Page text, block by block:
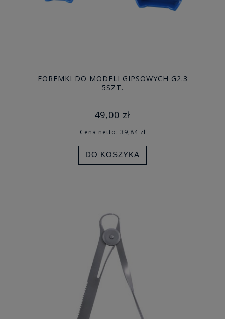
FOREMKI DO MODELI GIPSOWYCH G2.3
5SZT.
49,00 zł
Cena netto: 39,84 zł
DO KOSZYKA